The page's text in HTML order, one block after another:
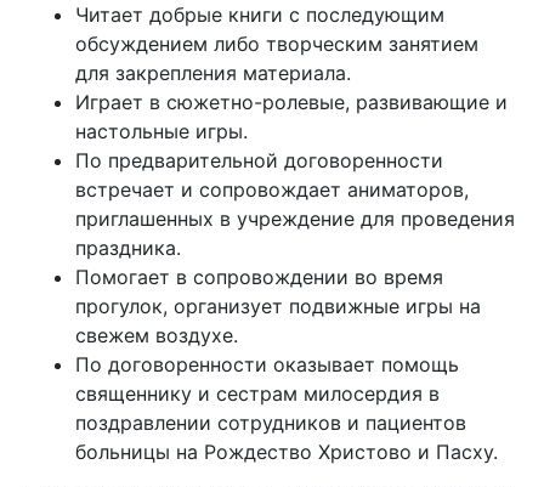
Читает добрые книги с последующим
обсуждением либо творческим занятием
для закрепления материала.
Играет в сюжетно-ролевые, развивающие и
настольные игры.
По предварительной договоренности
встречает и сопровождает аниматоров,
приглашенных в учреждение для проведения
праздника.
Помогает в сопровождении во время
прогулок, организует подвижные игры на
свежем воздухе.
По договоренности оказывает помощь
священнику и сестрам милосердия в
поздравлении сотрудников и пациентов
больницы на Рождество Христово и Пасху.